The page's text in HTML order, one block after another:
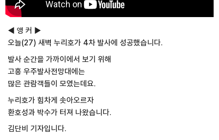
◀ 앵 커 ▶
오늘(27) 새벽 누리호가 4차 발사에 성공했습니다.
발사 순간을 가까이에서 보기 위해
고흥 우주발사전망대에는
많은 관람객들이 모였는데요.
누리호가 힘차게 솟아오르자
환호성과 박수가 터져 나왔습니다.
김단비 기자입니다.